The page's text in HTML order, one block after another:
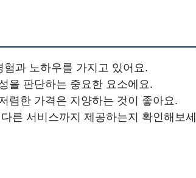
과 노하우를 가지고 있어요.
을 판단하는 중요한 요소에요.
렴한 가격은 지양하는 것이 좋아요.
른 서비스까지 제공하는지 확인해보세